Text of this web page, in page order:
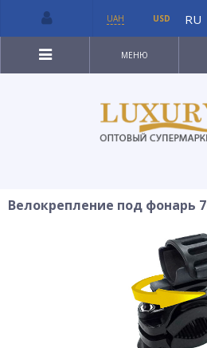
МЕНЮ
Велокрепление под фонарь
UAH USD RU